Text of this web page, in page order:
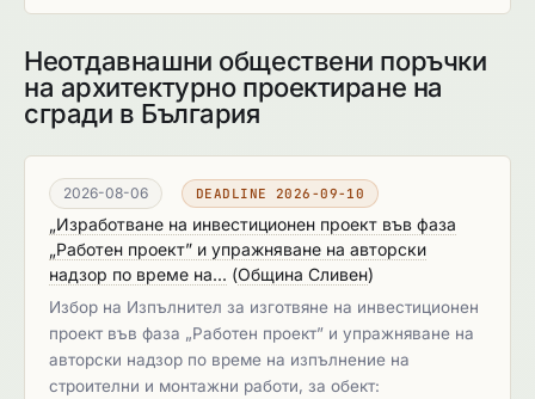
Неотдавнашни обществени поръчки
на архитектурно проектиране на
сгради в България
2026-08-06 DEADLINE 2026-09-10
„Изработване на инвестиционен проект във фаза
„Работен проект” и упражняване на авторски
надзор по време на... (Община Сливен)
Избор на Изпълнител за изготвяне на инвестиционен
проект във фаза „Работен проект” и упражняване на
авторски надзор по време на изпълнение на
строителни и монтажни работи, за обект: